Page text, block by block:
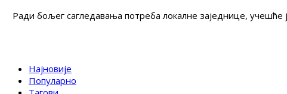
Ради бољег сагледавања потреба локалне заједнице, учешће
Најновије
Популарно